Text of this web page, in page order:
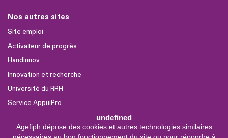
undefined
Agefiph dépose des cookies et autres technologies similaires
Nos autres sites
Site emploi
Activateur de progrès
Handinnov
Innovation et recherche
Université du RRH
Service AppuiPro
Nous suivre